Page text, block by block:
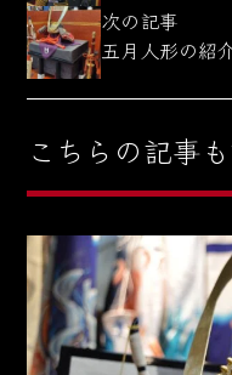
次の記事
五月人形の紹
こちらの記事